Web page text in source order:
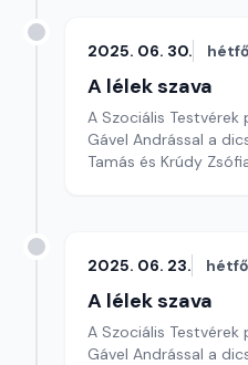
2025. 06. 30. hétfő
A lélek szava
A Szociális
Gável Andrással a
Tamás és Krúdy
2025. 06. 23. hétfő
A lélek szava
A Szociális
Gável Andrással a